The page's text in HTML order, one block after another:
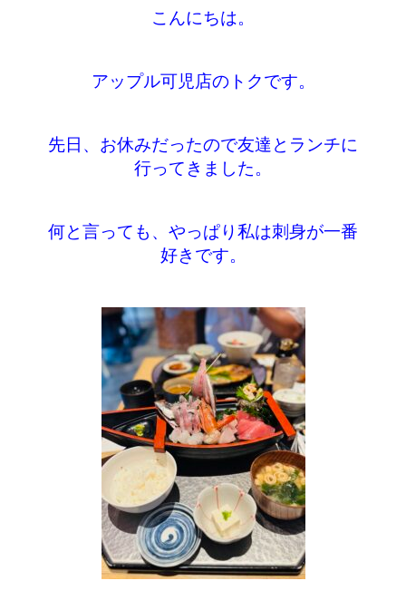
こんにちは。
アップル可児店のトクです。
先日、お休みだったので友達とランチに
行ってきました。
何と言っても、やっぱり私は刺身が一番
好きです。